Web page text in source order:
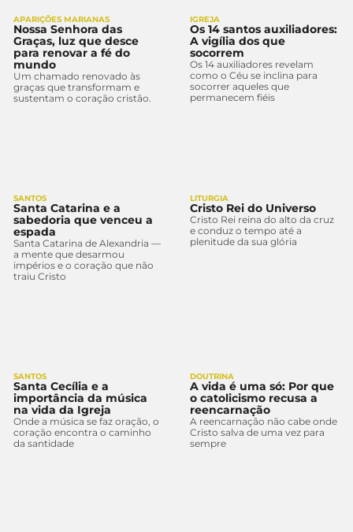
APARIÇÕES MARIANAS
Nossa Senhora das
Graças, luz que desce
para renovar a fé do
mundo
Um chamado renovado às
graças que transformam e
sustentam o coração cristão.
IGREJA
Os 14 santos auxiliadores:
A vigília dos que
socorrem
Os 14 auxiliadores revelam
como o Céu se inclina para
socorrer aqueles que
permanecem fiéis
SANTOS
Santa Catarina e a
sabedoria que venceu a
espada
Santa Catarina de Alexandria —
a mente que desarmou
impérios e o coração que não
traiu Cristo
LITURGIA
Cristo Rei do Universo
Cristo Rei reina do alto da cruz
e conduz o tempo até a
plenitude da sua glória
SANTOS
Santa Cecília e a
importância da música
na vida da Igreja
Onde a música se faz oração, o
coração encontra o caminho
da santidade
DOUTRINA
A vida é uma só: Por que
o catolicismo recusa a
reencarnação
A reencarnação não cabe onde
Cristo salva de uma vez para
sempre